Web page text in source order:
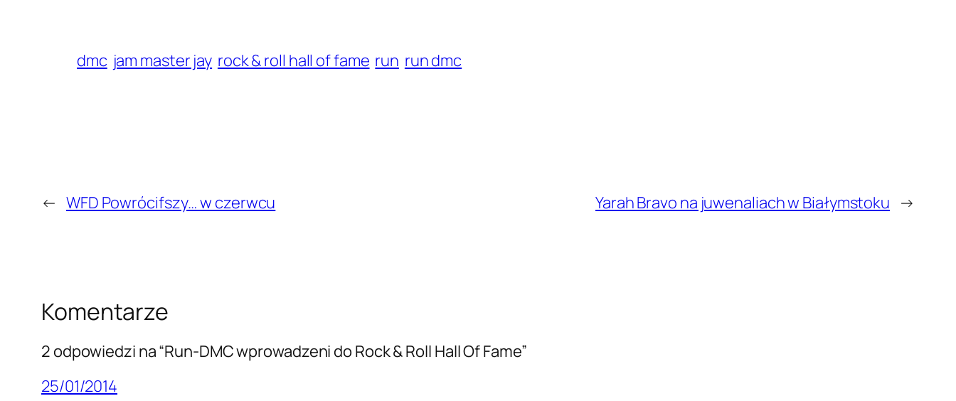
dmc jam master jay rock & roll hall of fame run run dmc
← WFD Powrócifszy… w czerwcu Yarah Bravo na juwenaliach w Białymstoku →
Komentarze
2 odpowiedzi na “Run-DMC wprowadzeni do Rock & Roll Hall Of Fame”
25/01/2014